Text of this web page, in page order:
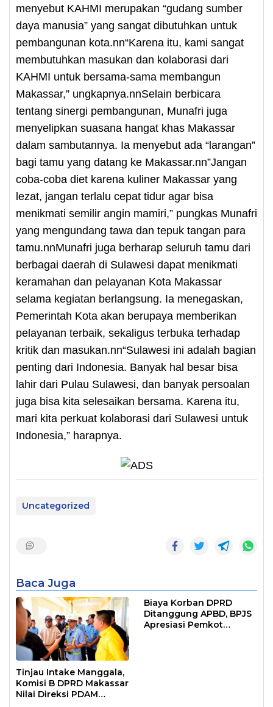
menyebut KAHMI merupakan “gudang sumber
daya manusia” yang sangat dibutuhkan untuk
pembangunan kota.nn“Karena itu, kami sangat
membutuhkan masukan dan kolaborasi dari
KAHMI untuk bersama-sama membangun
Makassar,” ungkapnya.nnSelain berbicara
tentang sinergi pembangunan, Munafri juga
menyelipkan suasana hangat khas Makassar
dalam sambutannya. Ia menyebut ada “larangan”
bagi tamu yang datang ke Makassar.nn”Jangan
coba-coba diet karena kuliner Makassar yang
lezat, jangan terlalu cepat tidur agar bisa
menikmati semilir angin mamiri,” pungkas Munafri
yang mengundang tawa dan tepuk tangan para
tamu.nnMunafri juga berharap seluruh tamu dari
berbagai daerah di Sulawesi dapat menikmati
keramahan dan pelayanan Kota Makassar
selama kegiatan berlangsung. Ia menegaskan,
Pemerintah Kota akan berupaya memberikan
pelayanan terbaik, sekaligus terbuka terhadap
kritik dan masukan.nn“Sulawesi ini adalah bagian
penting dari Indonesia. Banyak hal besar bisa
lahir dari Pulau Sulawesi, dan banyak persoalan
juga bisa kita selesaikan bersama. Karena itu,
mari kita perkuat kolaborasi dari Sulawesi untuk
Indonesia,” harapnya.
Uncategorized
Baca Juga
Tinjau Intake Manggala,
Komisi B DPRD Makassar
Nilai Direksi PDAM
Biaya Korban DPRD
Ditanggung APBD, BPJS
Apresiasi Pemkot